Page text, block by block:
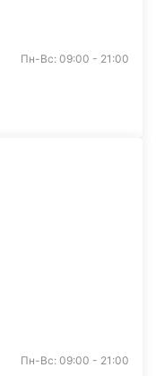
Пн-Вс: 09:00 - 21:00
Пн-Вс: 09:00 - 21:00